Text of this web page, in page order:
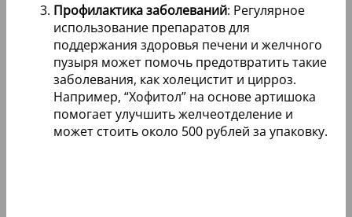
Профилактика заболеваний: Регулярное
использование препаратов для
поддержания здоровья печени и желчного
пузыря может помочь предотвратить такие
заболевания, как холецистит и цирроз.
Например, “Хофитол” на основе артишока
помогает улучшить желчеотделение и
может стоить около 500 рублей за упаковку.